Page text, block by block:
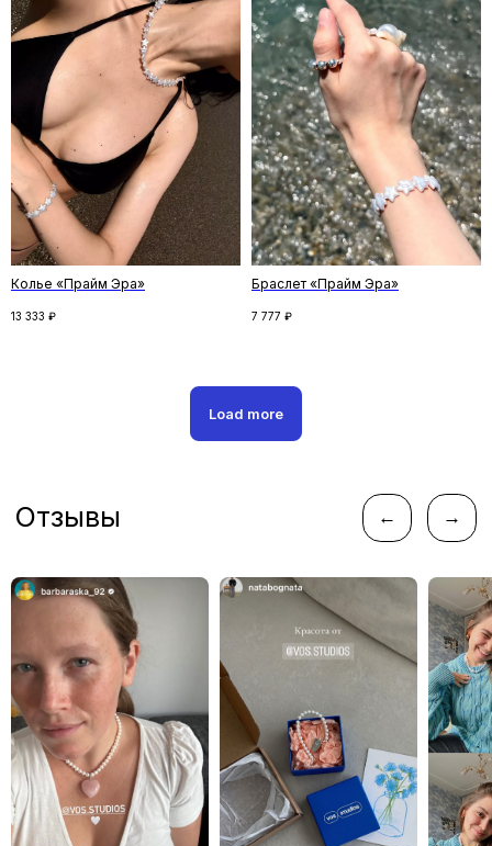
Колье «Прайм Эра»
13 333 ₽
Браслет «Прайм Эра»
7 777 ₽
Load more
Подпишитесь на рассылку и получите
скидку на первый заказ. Рассказываем
о новинках и спецпредложениях,
и делимся удивительными историями
Скидка на первый заказ
ПОДПИСАТЬСЯ
Следите за новостями
instagram*